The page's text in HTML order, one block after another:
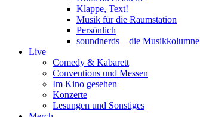
Klappe, Text!
Musik für die Raumstation
Persönlich
soundnerds – die Musikkolumne
Live
Comedy & Kabarett
Conventions und Messen
Im Kino gesehen
Konzerte
Lesungen und Sonstiges